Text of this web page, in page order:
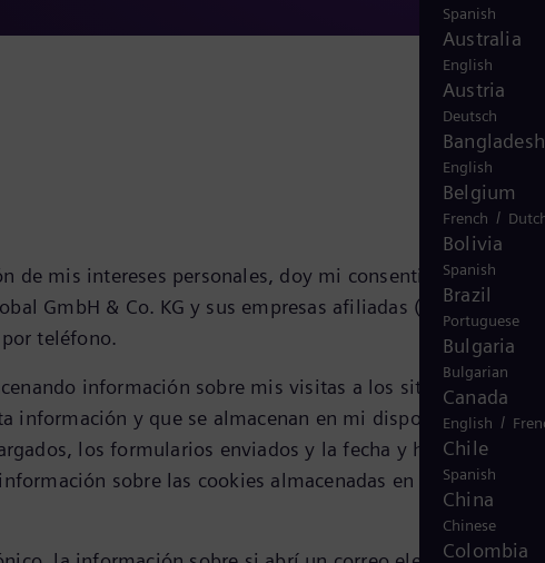
Spanish
Australia
English
Austria
Deutsch
Bangladesh
English
Belgium
French /
Bolivia
Spanish
Brazil
Portuguese
Bulgaria
Bulgarian
Canada
English /
Chile
Spanish
China
Chinese
Colombia
mis intereses personales, doy mi consentimiento para
GmbH & Co. KG y sus empresas afiliadas (en conjunto,
teléfono.
información sobre mis visitas a los sitios web de
información y que se almacenan en mi dispositivo. Esta
los formularios enviados y la fecha y hora de acceso
sobre las cookies almacenadas en la página